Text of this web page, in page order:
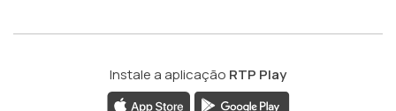
Instale a aplicação RTP Play